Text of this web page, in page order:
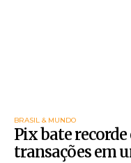
BRASIL & MUNDO
Pix bate
transações em